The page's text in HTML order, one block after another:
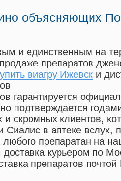
объясняющих
и единственным на
препаратов
виагру Ижевск и
гарантируется
подтверждается
и скромных клиентов,
Сиалис в аптеке вслух,
любого препаратан на
курьером по
препаратов